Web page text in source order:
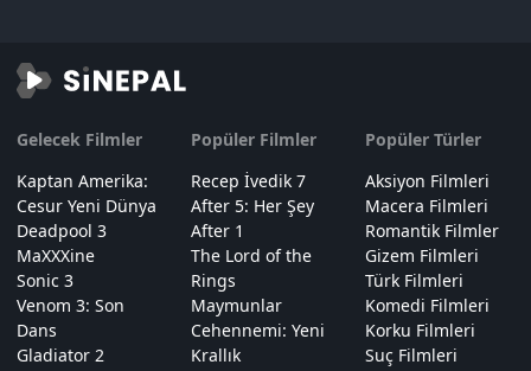
Gelecek Filmler
Kaptan Amerika:
Cesur Yeni Dünya
Deadpool 3
MaXXXine
Sonic 3
Venom 3: Son
Dans
Gladiator 2
Popüler Filmler
Recep İvedik 7
After 5: Her Şey
After 1
The Lord of the
Rings
Maymunlar
Cehennemi: Yeni
Krallık
Popüler Türler
Aksiyon Filmleri
Macera Filmleri
Romantik Filmler
Gizem Filmleri
Türk Filmleri
Komedi Filmleri
Korku Filmleri
Suç Filmleri